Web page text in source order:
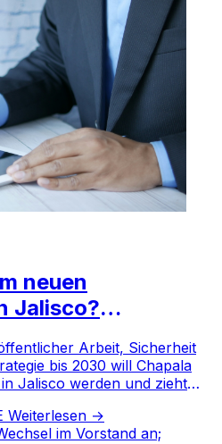
neuen
Jalisco?
Arbeit, Sicherheit
bis 2030 will Chapala
Jalisco werden und zieht
Weiterlesen →